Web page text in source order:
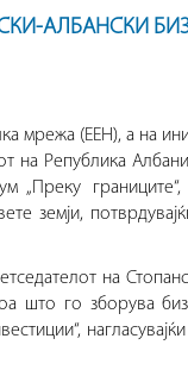
АЛБАНСКИ
мрежа (ЕЕН), а на
на Република
„Преку
земји,
на
што го зборува